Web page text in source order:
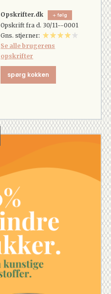
Opskrifter.dk følg
Opskrift fra d. 30/11--0001
Gns. stjerner:
Se alle brugerens
opskrifter
spørg kokken